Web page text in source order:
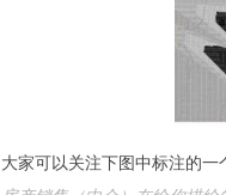
大家可以关注下图中标注的